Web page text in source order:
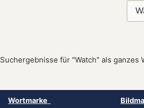
Suchergebnisse für "Watch" als ganzes
Wortmarke